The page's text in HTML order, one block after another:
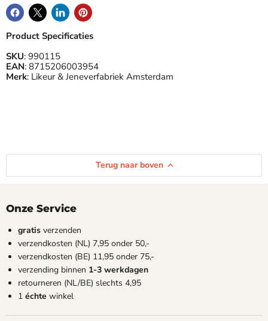
Product Specificaties
SKU: 990115
EAN: 8715206003954
Merk: Likeur & Jeneverfabriek Amsterdam
Terug naar boven
Onze Service
gratis verzenden
verzendkosten (NL) 7,95 onder 50,-
verzendkosten (BE) 11,95 onder 75,-
verzending binnen 1-3 werkdagen
retourneren (NL/BE) slechts 4,95
1 échte winkel